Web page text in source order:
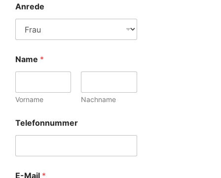
Anrede
Name *
Vorname Nachname
Telefonnummer
E-Mail *